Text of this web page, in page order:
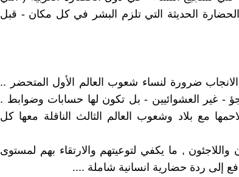
الحديثة التي تلزم البشر في كل مكان - قبل
ضرورة لنساء شعوب العالم الأول المتحضر ..
- غير العشوائيين - بل تكون لها حسابات وضوابط .
مع بلاد وشعوب العالم الثالث الناقلة معها كل
واللاجئون , ما يكفي لتوعيتهم والارتقاء بهم لمستوى
إلى ردة حضارية انسانية شاملة ....